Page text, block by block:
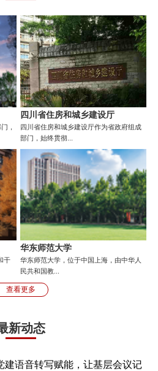
，
四川省住房和城乡建设厅
四川省住房和城乡建设厅作为省政府组成
部门，始终贯彻...
干
华东师范大学
华东师范大学，位于中国上海，由中华人
民共和国教...
查看更多
新动态
建语音转写赋能，让基层会议记